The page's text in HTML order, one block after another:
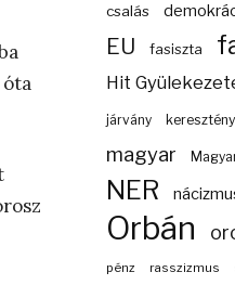
csalás
EU fasiszta
Hit
járvány
magyar
NER
Orbán
pénz rasszizmus